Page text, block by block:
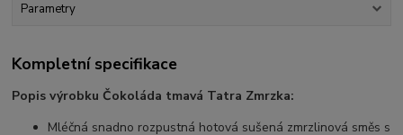
Parametry
Kompletní specifikace
Popis výrobku Čokoláda tmavá Tatra Zmrzka:
Mléčná snadno rozpustná hotová sušená zmrzlinová směs s